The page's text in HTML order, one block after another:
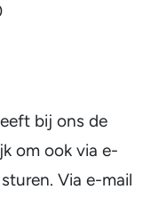
bij ons de
om ook via e-
Via e-mail